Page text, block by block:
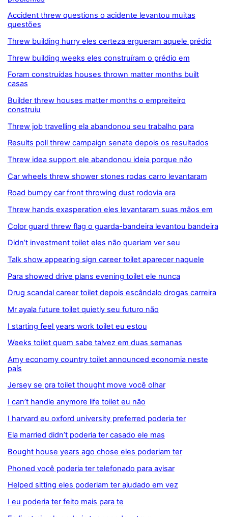
Accident threw questions o acidente levantou muitas
questões
Threw building hurry eles certeza ergueram aquele prédio
Threw building weeks eles construíram o prédio em
Foram construídas houses thrown matter months built
casas
Builder threw houses matter months o empreiteiro
construiu
Threw job travelling ela abandonou seu trabalho para
Results poll threw campaign senate depois os resultados
Threw idea support ele abandonou ideia porque não
Car wheels threw shower stones rodas carro levantaram
Road bumpy car front throwing dust rodovia era
Threw hands exasperation eles levantaram suas mãos em
Color guard threw flag o guarda-bandeira levantou bandeira
Didn’t investment toilet eles não queriam ver seu
Talk show appearing sign career toilet aparecer naquele
Para showed drive plans evening toilet ele nunca
Drug scandal career toilet depois escândalo drogas carreira
Mr ayala future toilet quietly seu futuro não
I starting feel years work toilet eu estou
Weeks toilet quem sabe talvez em duas semanas
Amy economy country toilet announced economia neste
país
Jersey se pra toilet thought move você olhar
I can’t handle anymore life toilet eu não
I harvard eu oxford university preferred poderia ter
Ela married didn’t poderia ter casado ele mas
Bought house years ago chose eles poderiam ter
Phoned você poderia ter telefonado para avisar
Helped sitting eles poderiam ter ajudado em vez
I eu poderia ter feito mais para te